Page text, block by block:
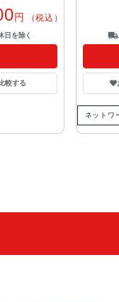
円 （税込）
日を除く
比較する
ネットワ